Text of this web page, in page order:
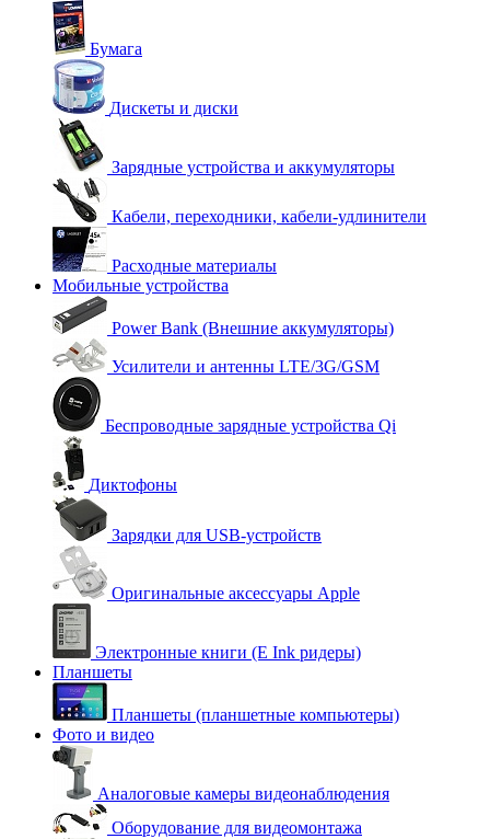
Бумага
Дискеты и диски
Зарядные устройства и аккумуляторы
Кабели, переходники, кабели-удлинители
Расходные материалы
Мобильные устройства
Power Bank (Внешние аккумуляторы)
Усилители и антенны LTE/3G/GSM
Беспроводные зарядные устройства Qi
Диктофоны
Зарядки для USB-устройств
Оригинальные аксессуары Apple
Электронные книги (E Ink ридеры)
Планшеты
Планшеты (планшетные компьютеры)
Фото и видео
Аналоговые камеры видеонаблюдения
Оборудование для видеомонтажа